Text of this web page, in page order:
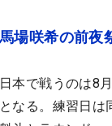
馬場咲希の前夜
日本で戦うのは8
となる。練習日は